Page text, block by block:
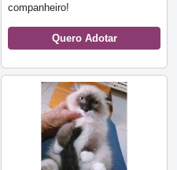
companheiro!
Quero Adotar